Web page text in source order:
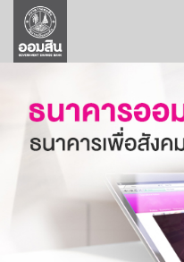
ลูกค้าธุรกิจ
ลูกค้าผู้ประกอบรายย่อย
ออมเพื่อสุข
เกี่ยวกับธนาคาร
การพัฒนาที่ยั่งยืน
บริการทางการเงิน